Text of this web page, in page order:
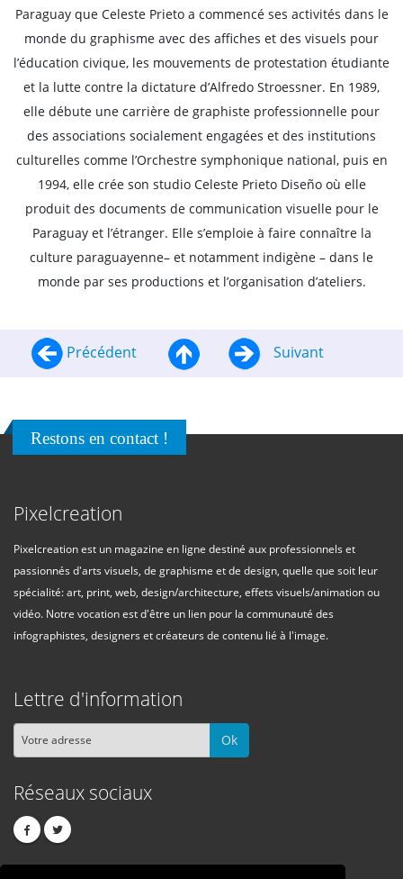
Paraguay que Celeste Prieto a commencé ses activités dans le
monde du graphisme avec des affiches et des visuels pour
l’éducation civique, les mouvements de protestation étudiante
et la lutte contre la dictature d’Alfredo Stroessner. En 1989,
elle débute une carrière de graphiste professionnelle pour
des associations socialement engagées et des institutions
culturelles comme l’Orchestre symphonique national, puis en
1994, elle crée son studio Celeste Prieto Diseño où elle
produit des documents de communication visuelle pour le
Paraguay et l’étranger. Elle s’emploie à faire connaître la
culture paraguayenne– et notamment indigène – dans le
monde par ses productions et l’organisation d’ateliers.
Précédent Suivant
Restons en contact !
Pixelcreation
Pixelcreation est un magazine en ligne destiné aux professionnels et
passionnés d'arts visuels, de graphisme et de design, quelle que soit leur
spécialité: art, print, web, design/architecture, effets visuels/animation ou
vidéo. Notre vocation est d'être un lien pour la communauté des
infographistes, designers et créateurs de contenu lié à l'image.
Lettre d'information
Ok
Réseaux sociaux